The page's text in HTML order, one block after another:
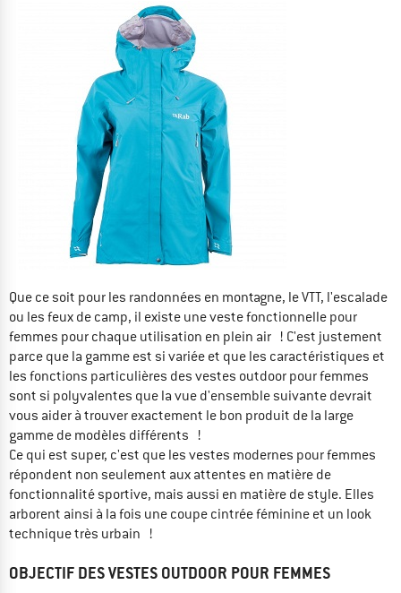
Que ce soit pour les randonnées en montagne, le VTT, l'escalade
ou les feux de camp, il existe une veste fonctionnelle pour
femmes pour chaque utilisation en plein air ! C'est justement
parce que la gamme est si variée et que les caractéristiques et
les fonctions particulières des vestes outdoor pour femmes
sont si polyvalentes que la vue d'ensemble suivante devrait
vous aider à trouver exactement le bon produit de la large
gamme de modèles différents !
Ce qui est super, c'est que les vestes modernes pour femmes
répondent non seulement aux attentes en matière de
fonctionnalité sportive, mais aussi en matière de style. Elles
arborent ainsi à la fois une coupe cintrée féminine et un look
technique très urbain !
OBJECTIF DES VESTES OUTDOOR POUR FEMMES